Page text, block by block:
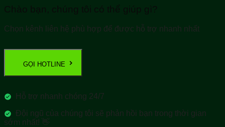
Chào bạn, chúng tôi có thể giúp gì?
Chọn kênh liên hệ phù hợp để được hỗ trợ nhanh nhất
GỌI HOTLINE
Hỗ trợ nhanh chóng 24/7
Đội ngũ của chúng tôi sẽ phản hồi bạn trong thời gian
sớm nhất! 👋